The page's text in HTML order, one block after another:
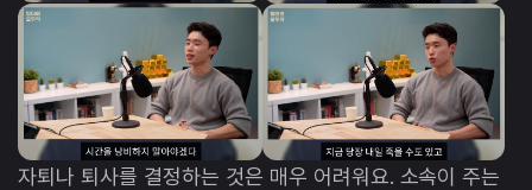
자퇴나 퇴사를 결정하는 것은 매우 어려워요. 소속이 주는